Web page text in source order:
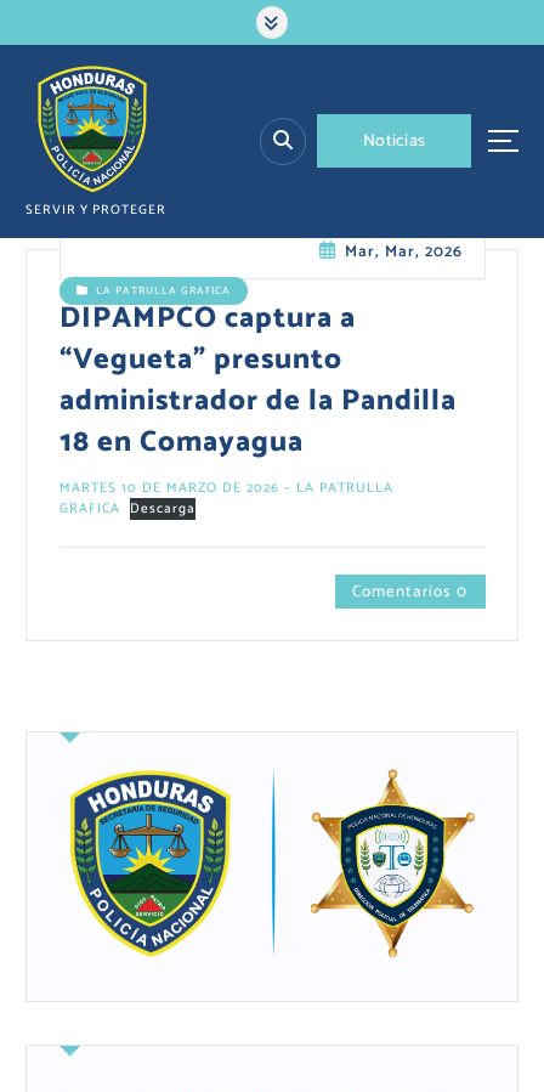
a
SERVIR Y PROTEGER
Noticias
Mar, Mar, 2026
LA PATRULLA GRAFICA
DIPAMPCO captura a
“Vegueta” presunto
administrador de la Pandilla
18 en Comayagua
MARTES 10 DE MARZO DE 2026 – LA PATRULLA
GRAFICA Descarga
Comentarios 0